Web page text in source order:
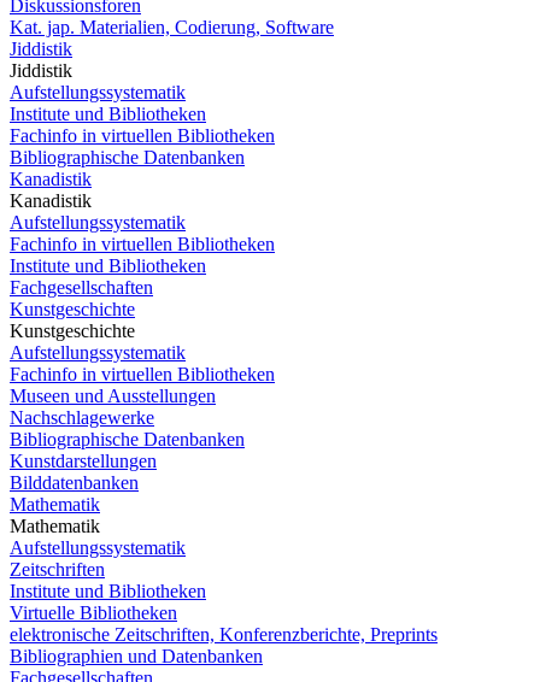
Diskussionsforen
Kat. jap. Materialien, Codierung, Software
Jiddistik
Jiddistik
Aufstellungssystematik
Institute und Bibliotheken
Fachinfo in virtuellen Bibliotheken
Bibliographische Datenbanken
Kanadistik
Kanadistik
Aufstellungssystematik
Fachinfo in virtuellen Bibliotheken
Institute und Bibliotheken
Fachgesellschaften
Kunstgeschichte
Kunstgeschichte
Aufstellungssystematik
Fachinfo in virtuellen Bibliotheken
Museen und Ausstellungen
Nachschlagewerke
Bibliographische Datenbanken
Kunstdarstellungen
Bilddatenbanken
Mathematik
Mathematik
Aufstellungssystematik
Zeitschriften
Institute und Bibliotheken
Virtuelle Bibliotheken
elektronische Zeitschriften, Konferenzberichte, Preprints
Bibliographien und Datenbanken
Fachgesellschaften